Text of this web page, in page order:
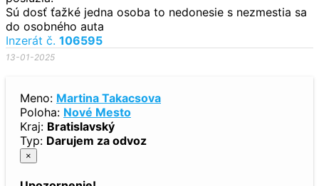
Sú dosť ťažké jedna osoba to nedonesie s nezmestia sa
do osobného auta
Inzerát č. 106595
13-01-2025
Meno: Martina Takacsova
Poloha: Nové Mesto
Kraj: Bratislavský
Typ: Darujem za odvoz
×